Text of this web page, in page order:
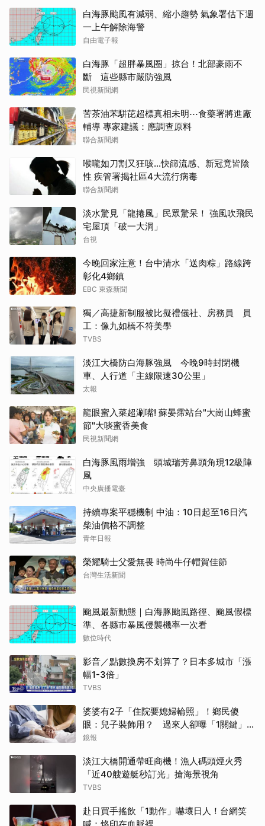
白海豚颱風有減弱、縮小趨勢 氣象署估下週
一上午解除海警
自由電子報
白海豚「超胖暴風圈」掠台！北部豪雨不
斷 這些縣市嚴防強風
民視新聞網
苦茶油苯駢芘超標真相未明⋯食藥署將進廠
輔導 專家建議：應調查原料
聯合新聞網
喉嚨如刀割又狂咳…快篩流感、新冠竟皆陰
性 疾管署揭社區4大流行病毒
聯合新聞網
淡水驚見「龍捲風」民眾驚呆！ 強風吹飛民
宅屋頂「破一大洞」
台視
今晚回家注意！台中清水「送肉粽」路線跨
彰化4鄉鎮
EBC 東森新聞
獨／高捷新制服被比擬禮儀社、房務員 員
工：像九如橋不符美學
TVBS
淡江大橋防白海豚強風 今晚9時封閉機
車、人行道「主線限速30公里」
太報
龍眼蜜入菜超涮嘴! 蘇晏霈站台"大崗山蜂蜜
節"大啖蜜香美食
民視新聞網
白海豚風雨增強 頭城瑞芳鼻頭角現12級陣
風
中央廣播電臺
持續專案平穩機制 中油：10日起至16日汽
柴油價格不調整
青年日報
榮耀騎士父愛無畏 時尚牛仔帽賀佳節
台灣生活新聞
颱風最新動態｜白海豚颱風路徑、颱風假標
準、各縣市暴風侵襲機率一次看
數位時代
影音／點數換房不划算了？日本多城市「漲
幅1-3倍」
TVBS
婆婆有2子「住院要媳婦輪照」！鄉民傻
眼：兒子裝飾用？ 過來人卻曝「1關鍵」才
做決定
鏡報
淡江大橋開通帶旺商機！漁人碼頭煙火秀
「近40艘遊艇秒訂光」搶海景視角
TVBS
赴日買手搖飲「1動作」嚇壞日人！台網笑